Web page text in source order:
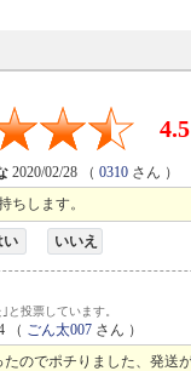
4.5
2020/02/28 （0310 さん ）
ちします。
い いいえ
と投票しています。
（ ごん太007 さん ）
のでポチりました、発送